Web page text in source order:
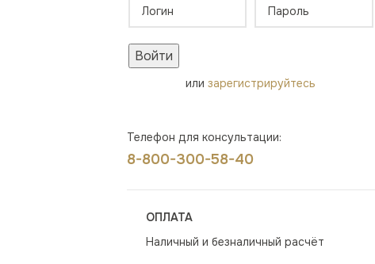
Войти
илизарегистрируйтесь
Телефон для консультации:
8-800-300-58-40
ОПЛАТА
Наличный и безналичный расчёт